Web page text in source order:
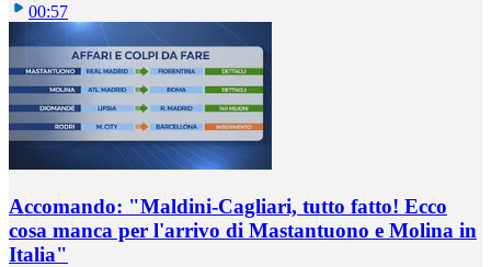
00:57
Accomando: "Maldini-Cagliari, tutto fatto! Ecco
cosa manca per l'arrivo di Mastantuono e Molina in
Italia"